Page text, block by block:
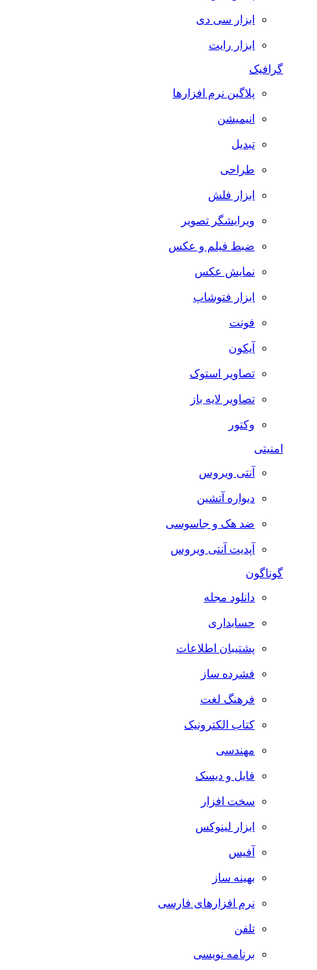
ابزار سی دی
ابزار رایت
گرافیک
پلاگین نرم افزارها
انیمیشن
تبدیل
طراحی
ابزار فلش
ویرایشگر تصویر
ضبط فيلم و عكس
نمایش عکس
ابزار فتوشاپ
فونت
آیکون
تصاویر استوک
تصاویر لایه باز
وکتور
امنیتی
آنتی ویروس
دیواره آتشین
ضد هک و جاسوسی
آپدیت آنتی ویروس
گوناگون
دانلود مجله
حسابداری
پشتیبان اطلاعات
فشرده ساز
فرهنگ لغت
کتاب الکترونیک
مهندسی
فایل و دیسک
سخت افزار
ابزار لینوکس
آفیس
بهینه ساز
نرم افزارهای فارسی
تلفن
برنامه نویسی